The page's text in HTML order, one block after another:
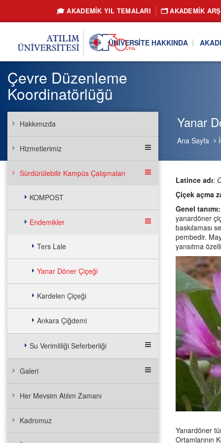
🎓 AKADEMİK YIL TEMALARI 🗂️ AKADEMIK
ÜNIVERSITE HAKKINDA
Yanar
Ana Sayfa
Çevre Düzenleme
Koordinatörlüğü
Hakkımızda
Hizmetlerimiz
Sürdürülebilir Kampüs Çalışmaları
KOMPOST
Endemikler
Ters Lale
Yanar Döner Çiçeği
Kardelen Çiçeği
Ankara Çiğdemi
Su Verimliliği Seferberliği
Galeri
Her Mevsim Atılım Zamanı
Kadromuz
Latince adı:
Çiçek açma
Genel
yanardöner
baskılaması
pembedir.
yansıtma
Yanardöner
Ortamlarının